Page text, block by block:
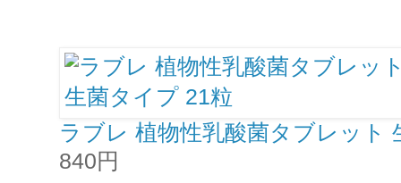
ラブレ 植物性乳酸菌タブレット
840円